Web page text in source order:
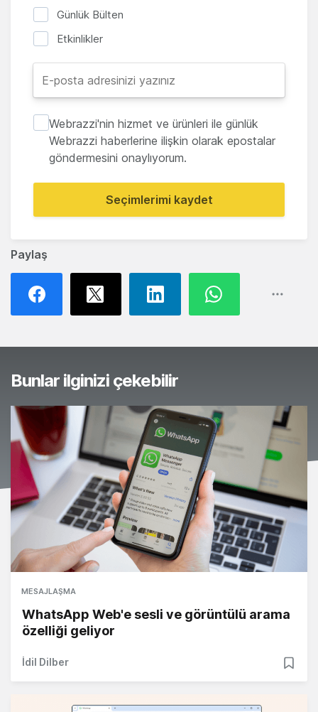
Paylaş
Günlük Bülten
Etkinlikler
Webrazzi'nin hizmet ve ürünleri ile günlük
Webrazzi haberlerine ilişkin olarak epostalar
göndermesini onaylıyorum.
Seçimlerimi kaydet
Bunlar ilginizi çekebilir
MESAJLAŞMA
WhatsApp Web'e sesli ve görüntülü arama
özelliği geliyor
İdil Dilber